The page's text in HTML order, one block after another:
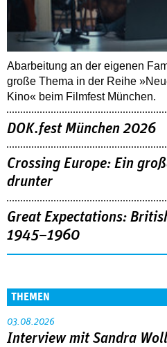
Abarbeitung an der eigenen
große Thema in der Reihe
Kino« beim Filmfest München.
DOK.fest München 2026
Crossing Europe: Ein
drunter
Great Expectations:
1945–1960
THEMEN
03.08.2026
Interview mit Sandra